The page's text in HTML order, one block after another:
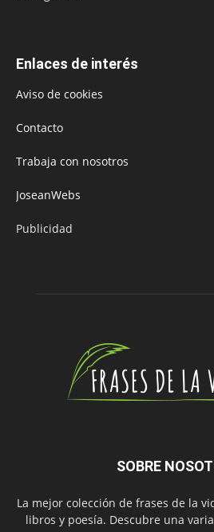
Enlaces de interés
Aviso de cookies
Contacto
Trabaja con nosotros
JoseanWebs
Publicidad
SOBRE
La mejor colección de frases de la
libros y poesía. Descubre una